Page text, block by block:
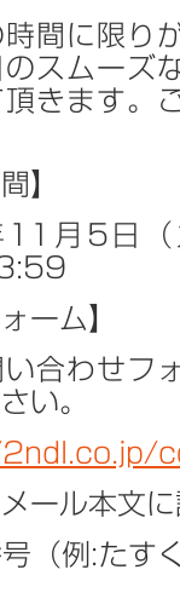
間に限り
スムーズ
頂きます。
】
月5日
ーム】
合わせフ
い。
メール本文
号（例:た